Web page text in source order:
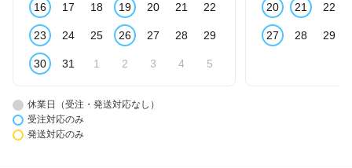
16 17 18 19 20 21 22
23 24 25 26 27 28 29
30 31 1 2 3 4 5
20 21 22
27 28 29
休業日（受注・発送対応なし）
受注対応のみ
発送対応のみ